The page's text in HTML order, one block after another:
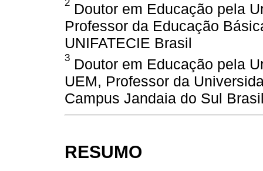
2 Doutor em Educação pela
Professor da Educação
UNIFATECIE Brasil
3 Doutor em Educação pela
UEM, Professor da
Campus Jandaia do Sul
RESUMO